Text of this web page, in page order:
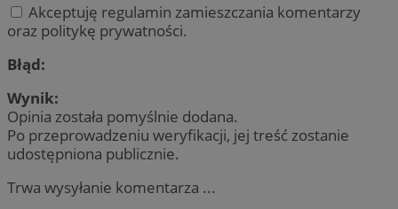
Akceptuję regulamin zamieszczania komentarzy
oraz politykę prywatności.
Błąd:
Wynik:
Opinia została pomyślnie dodana.
Po przeprowadzeniu weryfikacji, jej treść zostanie
udostępniona publicznie.
Trwa wysyłanie komentarza ...